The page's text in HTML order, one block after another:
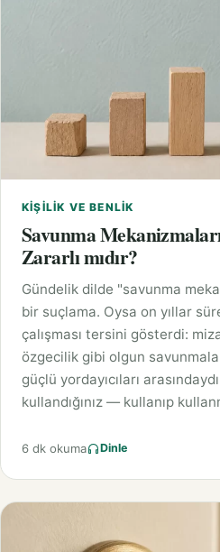
KIŞILIK VE BENLIK
Savunma
Zararlı mıdır?
Gündelik dilde "savunma
bir suçlama. Oysa on yıllar
çalışması tersini gösterdi:
özgecilik gibi olgun
güçlü yordayıcıları
kullandığınız — kullanıp
6 dk okuma Dinle